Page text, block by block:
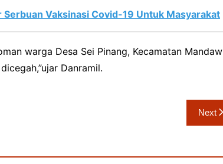
Serbuan Vaksinasi Covid-19 Untuk Masyarakat
warga Desa Sei Pinang, Kecamatan Mandaw
Danramil.
Next